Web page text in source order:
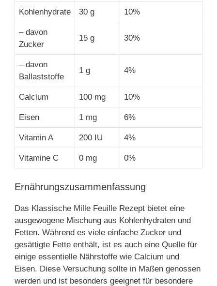
Kohlenhydrate 30 g 10%
– davon
Zucker
15 g 30%
– davon
Ballaststoffe
1 g 4%
Calcium 100 mg 10%
Eisen 1 mg 6%
Vitamin A 200 IU 4%
Vitamine C 0 mg 0%
Ernährungszusammenfassung
Das Klassische Mille Feuille Rezept bietet eine
ausgewogene Mischung aus Kohlenhydraten und
Fetten. Während es viele einfache Zucker und
gesättigte Fette enthält, ist es auch eine Quelle für
einige essentielle Nährstoffe wie Calcium und
Eisen. Diese Versuchung sollte in Maßen genossen
werden und ist besonders geeignet für besondere